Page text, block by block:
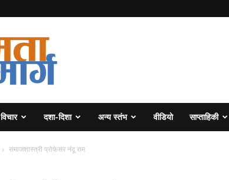
विचार दशा-दिशा अन्य स्तंभ वीडियो साप्ताहिकी
समाजशास्त्री प्रोफेसर नंदू राम